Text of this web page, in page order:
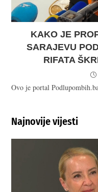
KAKO JE
SARAJEVU
RIFATA
Ovo je portal
Najnovije vijesti